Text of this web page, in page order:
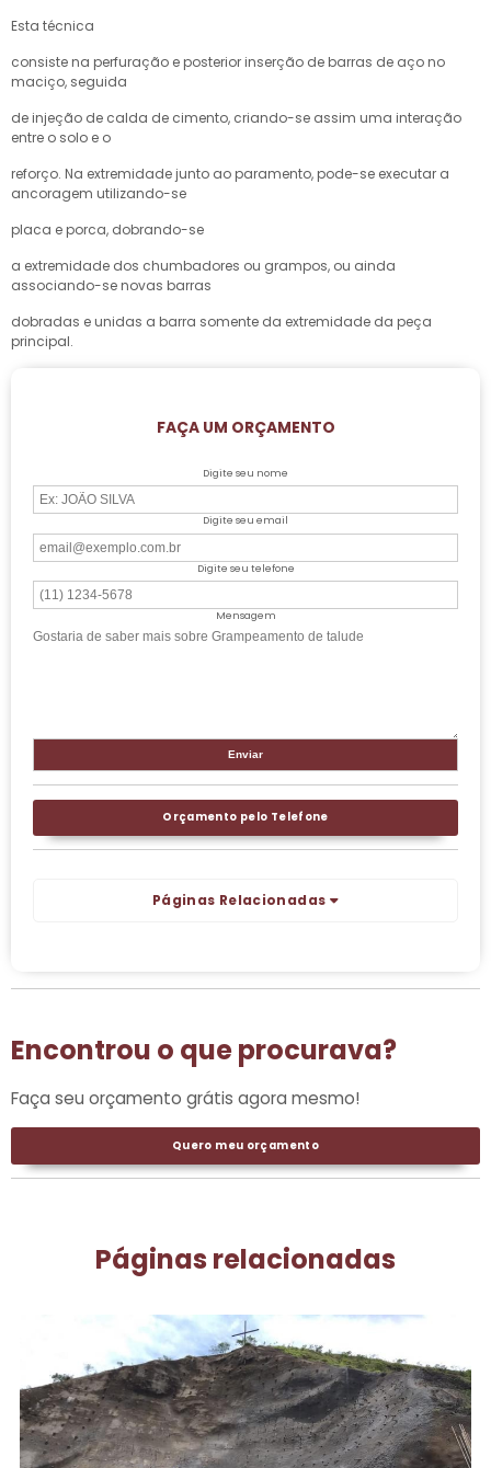
Esta técnica
consiste na perfuração e posterior inserção de barras de aço no
maciço, seguida
de injeção de calda de cimento, criando-se assim uma interação
entre o solo e o
reforço. Na extremidade junto ao paramento, pode-se executar a
ancoragem utilizando-se
placa e porca, dobrando-se
a extremidade dos chumbadores ou grampos, ou ainda
associando-se novas barras
dobradas e unidas a barra somente da extremidade da peça
principal.
FAÇA UM ORÇAMENTO
Digite seu nome
Digite seu email
Digite seu telefone
Mensagem
Orçamento pelo Telefone
Páginas Relacionadas
Encontrou o que procurava?
Faça seu orçamento grátis agora mesmo!
Quero meu orçamento
Páginas relacionadas